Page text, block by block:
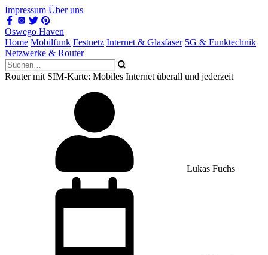
Impressum Über uns
Oswego Haven
Home Mobilfunk Festnetz Internet & Glasfaser 5G & Funktechnik
Netzwerke & Router
Router mit SIM-Karte: Mobiles Internet überall und jederzeit
Lukas Fuchs